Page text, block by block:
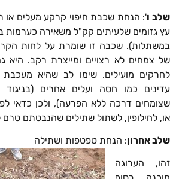
שלב ו': הנחת שכבת חיפוי קרקע מעלים או
עץ גזומים שלעיתים קק"ל משאירה כערמות
במשתלות). שכבה זו שומרת על לחות
של צמחים לא רצויים ומייצרת רקב. היא
לחרקים מועילים. שימו לב שהיא
עדינים כמו חסה ועלים אחרים
שצומחים דרכה ללא הפרעה), ולכן כדאי
או, לחילופין, לשתול שתילים שהנבטתם
שלב אחרון: הנחת טפטפות ושתילה
זהו, הערוגה